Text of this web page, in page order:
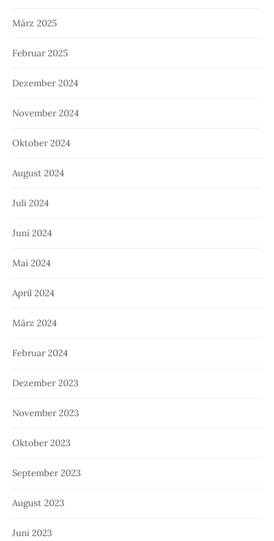
März 2025
Februar 2025
Dezember 2024
November 2024
Oktober 2024
August 2024
Juli 2024
Juni 2024
Mai 2024
April 2024
März 2024
Februar 2024
Dezember 2023
November 2023
Oktober 2023
September 2023
August 2023
Juni 2023